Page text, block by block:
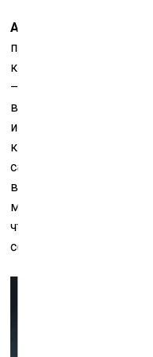
А.А.:
прекрасную
коллекцией Доджей,
– в плане как
внутренней динамики
историй и т.д. О ней
коллекции
самом деле она
взгляд на
многообразии.
что в ней
союзных республик: